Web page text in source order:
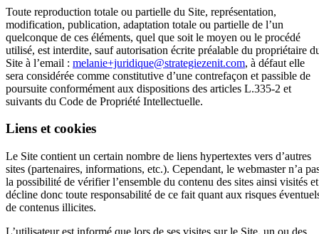
Toute reproduction totale ou partielle du Site, représentation,
modification, publication, adaptation totale ou partielle de l’un
quelconque de ces éléments, quel que soit le moyen ou le procédé
utilisé, est interdite, sauf autorisation écrite préalable du propriétaire
Site à l’email : melanie+juridique@strategiezenit.com, à défaut elle
sera considérée comme constitutive d’une contrefaçon et passible de
poursuite conformément aux dispositions des articles L.335-2 et
suivants du Code de Propriété Intellectuelle.
Liens et cookies
Le Site contient un certain nombre de liens hypertextes vers d’autres
sites (partenaires, informations, etc.). Cependant, le webmaster n’a
la possibilité de vérifier l’ensemble du contenu des sites ainsi visités et
décline donc toute responsabilité de ce fait quant aux risques
de contenus illicites.
L’utilisateur est informé que lors de ses visites sur le Site, un ou des